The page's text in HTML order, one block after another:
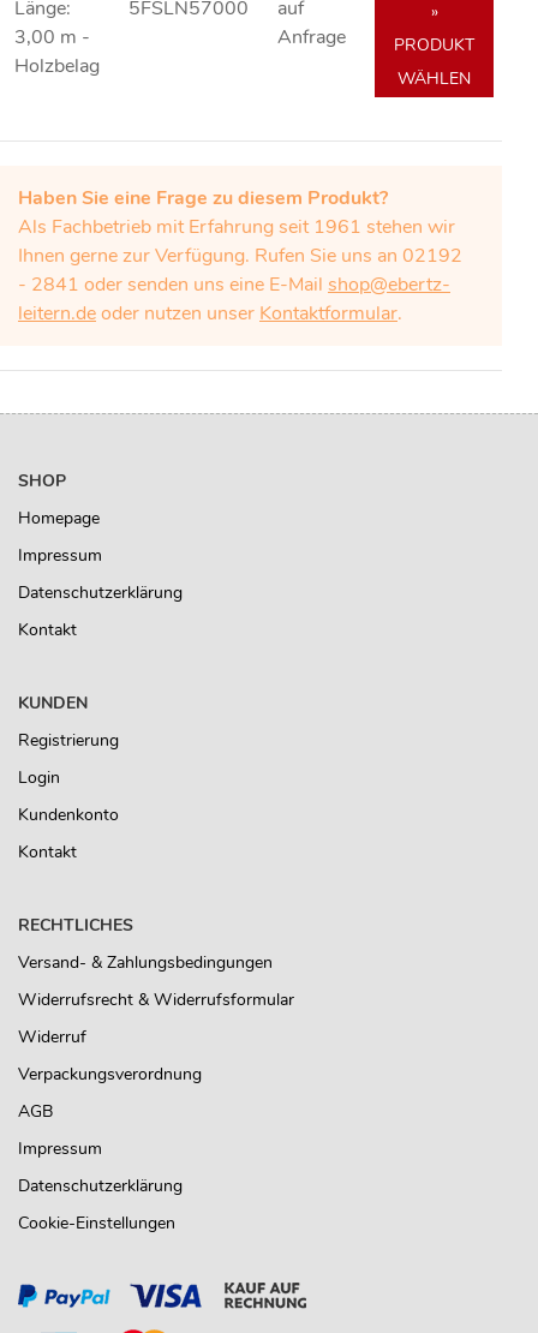
Länge:
3,00 m -
Holzbelag
5FSLN57000
auf
Anfrage
»
PRODUKT
WÄHLEN
Haben Sie eine Frage zu diesem Produkt?
Als Fachbetrieb mit Erfahrung seit 1961 stehen wir
Ihnen gerne zur Verfügung. Rufen Sie uns an 02192
- 2841 oder senden uns eine E-Mail shop@ebertz-
leitern.deoder nutzen unser Kontaktformular.
SHOP
Homepage
Impressum
Datenschutzerklärung
Kontakt
KUNDEN
Registrierung
Login
Kundenkonto
Kontakt
RECHTLICHES
Versand- & Zahlungsbedingungen
Widerrufsrecht & Widerrufsformular
Widerruf
Verpackungsverordnung
AGB
Impressum
Datenschutzerklärung
Cookie-Einstellungen